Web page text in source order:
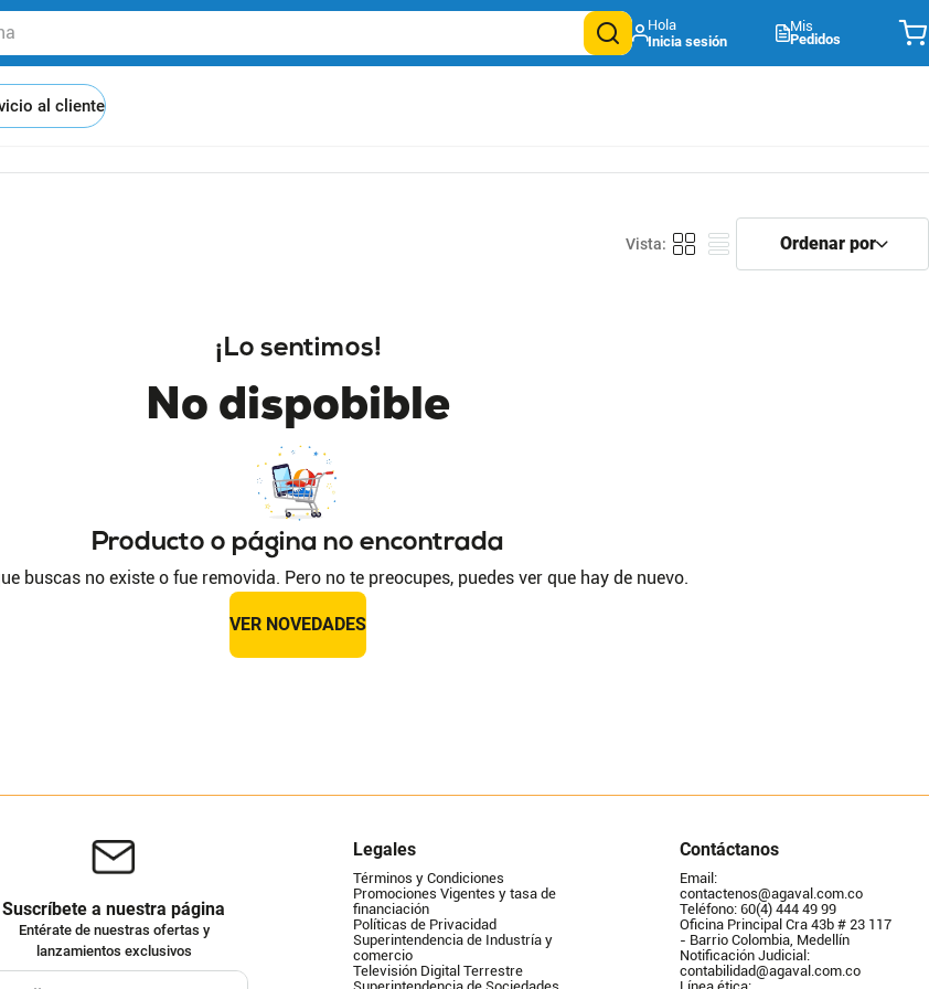
Mis
Pedidos
al cliente
¡Lo sentimos!
No dispobible
Producto o página no encontrada
buscas no existe o fue removida. Pero no te preocupes, puedes ver que hay de nuevo.
VER NOVEDADES
Suscríbete a nuestra página
Entérate de nuestras ofertas y
lanzamientos exclusivos
Legales
Términos y Condiciones
Promociones Vigentes y tasa de
financiación
Políticas de Privacidad
Superintendencia de Industría y
comercio
Televisión Digital Terrestre
Contáctanos
Email:
contactenos@agaval.com.co
Teléfono: 60(4) 444 49 99
Oficina Principal Cra 43b # 23 117
- Barrio Colombia, Medellín
Notificación Judicial:
contabilidad@agaval.com.co